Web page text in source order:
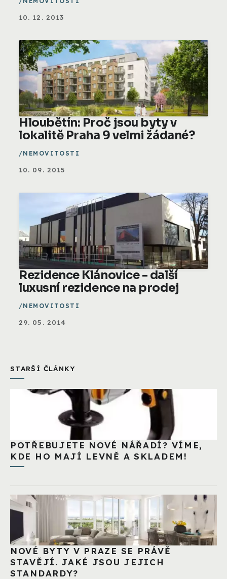
10. 12. 2013
Hloubětín: Proč jsou byty v
lokalitě Praha 9 velmi žádané?
NEMOVITOSTI
10. 09. 2015
Rezidence Klánovice - další
luxusní rezidence na prodej
NEMOVITOSTI
29. 05. 2014
STARŠÍ ČLÁNKY
POTŘEBUJETE NOVÉ NÁŘADÍ? VÍME,
KDE HO MAJÍ LEVNĚ A SKLADEM!
NOVÉ BYTY V PRAZE SE PRÁVĚ
STAVĚJÍ. JAKÉ JSOU JEJICH
STANDARDY?